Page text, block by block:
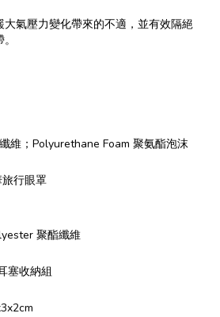
氣壓力變化帶來的不適，並有效隔絕
維；Polyurethane Foam 聚氨酯泡沫
行眼罩
聚酯纖維
塞收納組